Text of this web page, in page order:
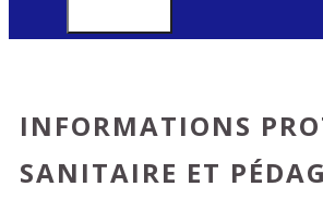
INFORMATIONS
SANITAIRE ET